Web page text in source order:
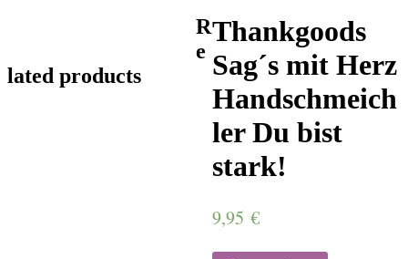
Thankgoods
Sag´s mit Herz
Handschmeich
ler Du bist
stark!
9,95 €
R
e
lated products